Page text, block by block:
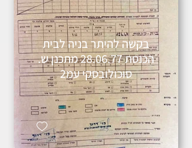
בקשה להיתר בניה לבית
הכנסת 28.06.77 מתכנן ש.
סוכולובסקי עמ2